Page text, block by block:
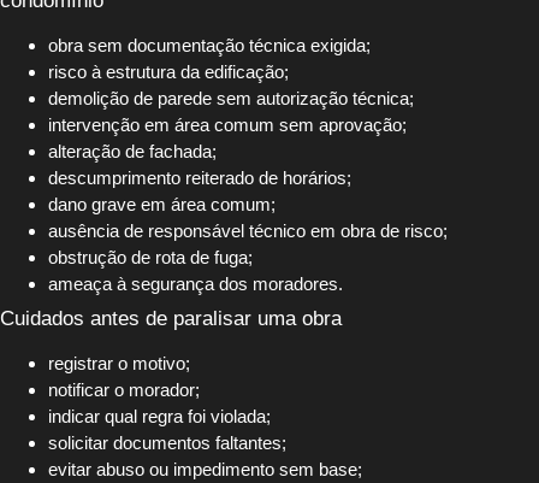
obra sem documentação técnica exigida;
risco à estrutura da edificação;
demolição de parede sem autorização técnica;
intervenção em área comum sem aprovação;
alteração de fachada;
descumprimento reiterado de horários;
dano grave em área comum;
ausência de responsável técnico em obra de risco;
obstrução de rota de fuga;
ameaça à segurança dos moradores.
Cuidados antes de paralisar uma obra
registrar o motivo;
notificar o morador;
indicar qual regra foi violada;
solicitar documentos faltantes;
evitar abuso ou impedimento sem base;